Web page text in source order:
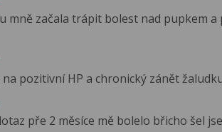
mně začala trápit bolest nad pupkem a
pozitivní HP a chronický zánět
pře 2 měsíce mě bolelo břicho šel